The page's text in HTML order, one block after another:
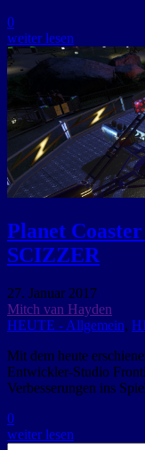
0
weiter lesen
Planet
SCIZZER
27. Januar 2017
Mitch van Hayden
HEUTE - Allgemein,
Mit dem heute
Entwickler-Studio
Verbesserungen ins
0
weiter lesen